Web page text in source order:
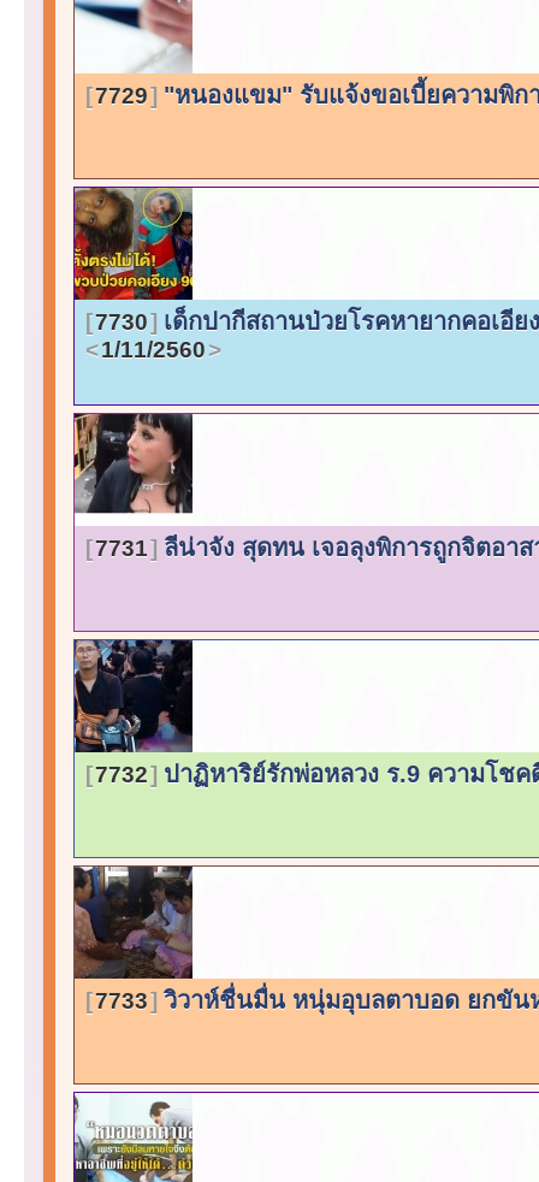
7729 "หนองแขม" รับแจ้งขอเบี้ยความพิก
7730 เด็กปากีสถานป่วยโรคหายากคอเ
1/11/2560
7731 ลีน่าจัง สุดทน เจอลุงพิการถูกจิตอา
7732 ปาฏิหาริย์รักพ่อหลวง ร.9 ความโช
7733 วิวาห์ชื่นมื่น หนุ่มอุบลตาบอด ยกขัน